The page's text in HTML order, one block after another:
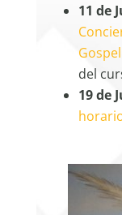
11 de
del
19 de